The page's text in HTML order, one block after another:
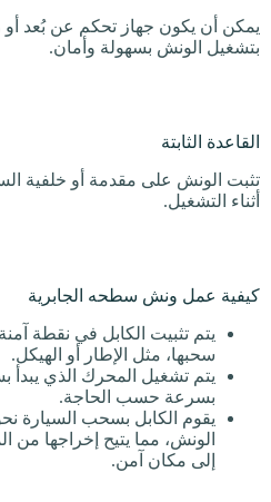
يمكن أن يكون جهاز تحكم عن بُعد
بتشغيل الونش بسهولة وأمان.
القاعدة الثابتة
تثبت الونش على مقدمة أو خلفية
أثناء التشغيل.
كيفية عمل ونش سطحه الجابرية
يتم تثبيت الكابل في نقطة
سحبها، مثل الإطار أو الهيكل.
يتم تشغيل المحرك الذي يبدأ
بسرعة حسب الحاجة.
يقوم الكابل بسحب السيارة
الونش، مما يتيح إخراجها من
إلى مكان آمن.